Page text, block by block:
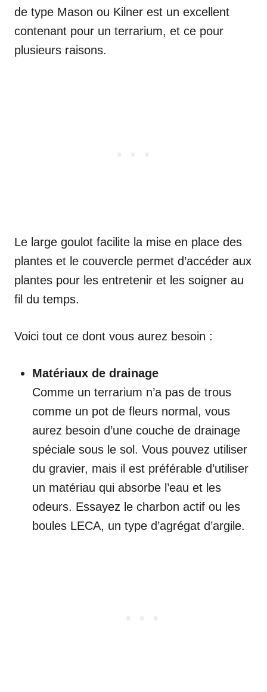
de type Mason ou Kilner est un excellent
contenant pour un terrarium, et ce pour
plusieurs raisons.
Le large goulot facilite la mise en place des
plantes et le couvercle permet d’accéder aux
plantes pour les entretenir et les soigner au
fil du temps.
Voici tout ce dont vous aurez besoin :
Matériaux de drainage
Comme un terrarium n’a pas de trous
comme un pot de fleurs normal, vous
aurez besoin d’une couche de drainage
spéciale sous le sol. Vous pouvez utiliser
du gravier, mais il est préférable d’utiliser
un matériau qui absorbe l’eau et les
odeurs. Essayez le charbon actif ou les
boules LECA, un type d’agrégat d’argile.